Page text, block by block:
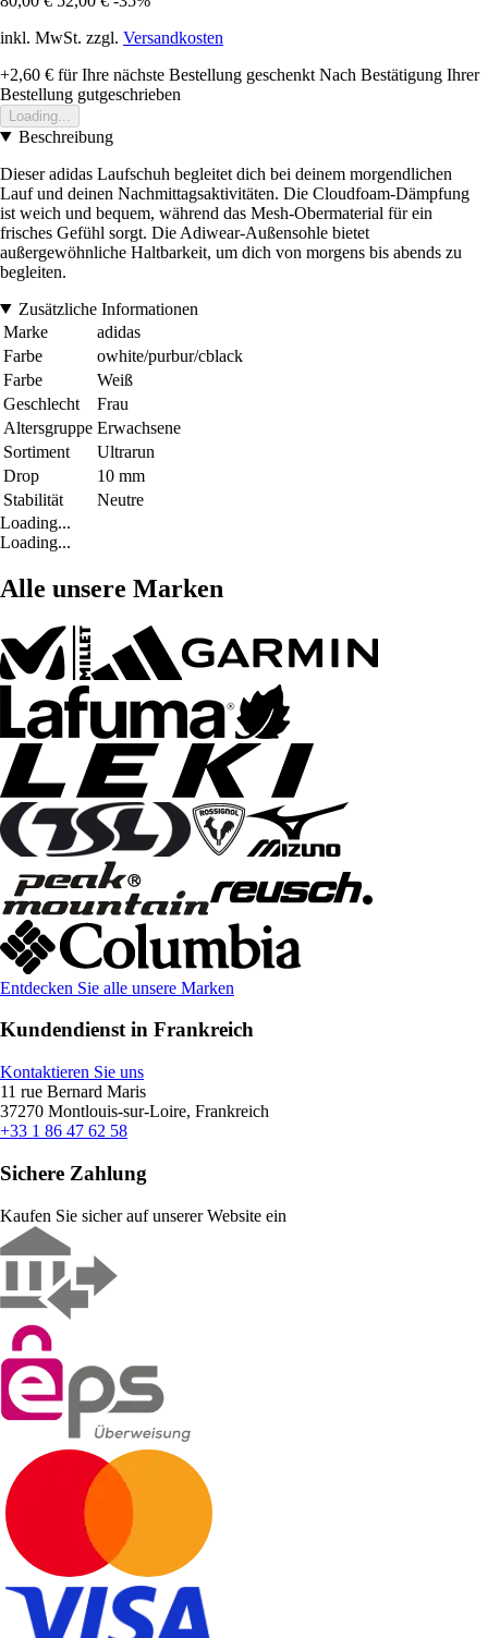
inkl. MwSt. zzgl. Versandkosten
+2,60 € für Ihre nächste Bestellung geschenkt Nach Bestätigung Ihrer
Bestellung gutgeschrieben
Loading...
Beschreibung
Dieser adidas Laufschuh begleitet dich bei deinem morgendlichen
Lauf und deinen Nachmittagsaktivitäten. Die Cloudfoam-Dämpfung
ist weich und bequem, während das Mesh-Obermaterial für ein
frisches Gefühl sorgt. Die Adiwear-Außensohle bietet
außergewöhnliche Haltbarkeit, um dich von morgens bis abends zu
begleiten.
Zusätzliche Informationen
Marke
adidas
Farbe
owhite/purbur/cblack
Farbe
Weiß
Geschlecht
Frau
Altersgruppe Erwachsene
Sortiment
Ultrarun
Drop
10 mm
Stabilität
Neutre
Loading...
Loading...
Alle unsere Marken
Entdecken Sie alle unsere Marken
Kundendienst in Frankreich
Kontaktieren Sie uns
11 rue Bernard Maris
37270 Montlouis-sur-Loire, Frankreich
+33 1 86 47 62 58
Sichere Zahlung
Kaufen Sie sicher auf unserer Website ein